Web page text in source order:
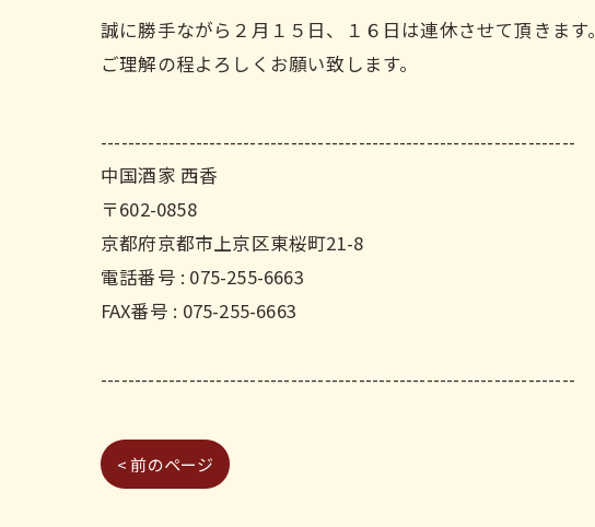
誠に勝手ながら２月１５日、１６日は連休させて頂きます。
ご理解の程よろしくお願い致します。
----------------------------------------------------------------------
中国酒家 西香
〒602-0858
京都府京都市上京区東桜町21-8
電話番号 : 075-255-6663
FAX番号 : 075-255-6663
----------------------------------------------------------------------
< 前のページ